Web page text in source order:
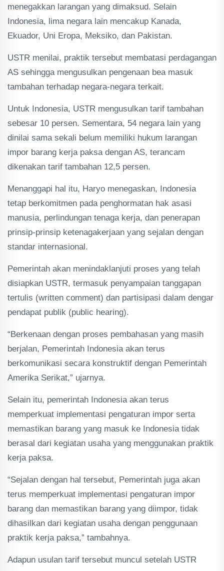
menegakkan larangan yang dimaksud. Selain
Indonesia, lima negara lain mencakup Kanada,
Ekuador, Uni Eropa, Meksiko, dan Pakistan.
USTR menilai, praktik tersebut membatasi perdagangan
AS sehingga mengusulkan pengenaan bea masuk
tambahan terhadap negara-negara terkait.
Untuk Indonesia, USTR mengusulkan tarif tambahan
sebesar 10 persen. Sementara, 54 negara lain yang
dinilai sama sekali belum memiliki hukum larangan
impor barang kerja paksa dengan AS, terancam
dikenakan tarif tambahan 12,5 persen.
Menanggapi hal itu, Haryo menegaskan, Indonesia
tetap berkomitmen pada penghormatan hak asasi
manusia, perlindungan tenaga kerja, dan penerapan
prinsip-prinsip ketenagakerjaan yang sejalan dengan
standar internasional.
Pemerintah akan menindaklanjuti proses yang telah
disiapkan USTR, termasuk penyampaian tanggapan
tertulis (written comment) dan partisipasi dalam dengar
pendapat publik (public hearing).
“Berkenaan dengan proses pembahasan yang masih
berjalan, Pemerintah Indonesia akan terus
berkomunikasi secara konstruktif dengan Pemerintah
Amerika Serikat,” ujarnya.
Selain itu, pemerintah Indonesia akan terus
memperkuat implementasi pengaturan impor serta
memastikan barang yang masuk ke Indonesia tidak
berasal dari kegiatan usaha yang menggunakan praktik
kerja paksa.
“Sejalan dengan hal tersebut, Pemerintah juga akan
terus memperkuat implementasi pengaturan impor
barang dan memastikan barang yang diimpor, tidak
dihasilkan dari kegiatan usaha dengan penggunaan
praktik kerja paksa,” tambahnya.
Adapun usulan tarif tersebut muncul setelah USTR